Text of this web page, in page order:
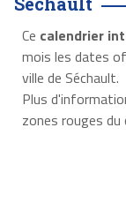
Ce calendrier
mois les dates
ville de Séchault.
Plus
zones rouges du